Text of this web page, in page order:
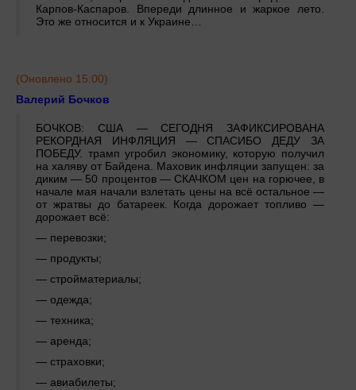
Карпов-Каспаров. Впереди длинное и жаркое лето.
Это же относится и к Украине…
(Оновлено 15:00)
Валерий Бочков
БОЧКОВ: США — СЕГОДНЯ ЗАФИКСИРОВАНА
РЕКОРДНАЯ ИНФЛЯЦИЯ — СПАСИБО ДЕДУ ЗА
ПОБЕДУ. трамп угробил экономику, которую получил
на халяву от Байдена. Маховик инфляции запущен: за
диким — 50 процентов — СКАЧКОМ цен на горючее, в
начале мая начали взлетать цены на всё остальное —
от жратвы до батареек. Когда дорожает топливо —
дорожает всё:
— перевозки;
— продукты;
— стройматериалы;
— одежда;
— техника;
— аренда;
— страховки;
— авиабилеты;